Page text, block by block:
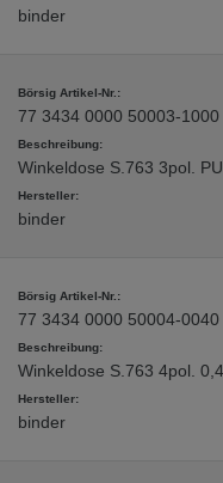
binder
77 3434 0000 50003-1000
Winkeldose S.763 3pol.
binder
77 3434 0000 50004-0040
Winkeldose S.763 4pol.
binder